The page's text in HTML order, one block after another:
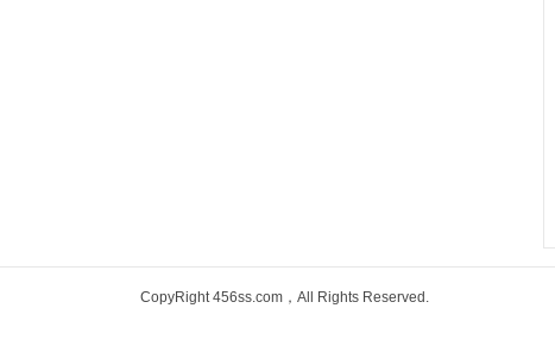
CopyRight 456ss.com，All Rights Reserved.